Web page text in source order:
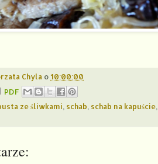
Chyla o 10:00:00
PDF
ze śliwkami, schab, schab na kapuście,